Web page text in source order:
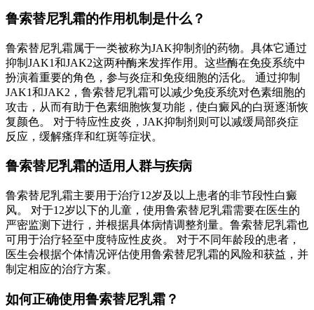
鲁索替尼乳霜的作用机制是什么？
鲁索替尼乳霜属于一类被称为JAK抑制剂的药物。具体它通过
抑制JAK1和JAK2这两种酶来发挥作用。这些酶在免疫系统中
扮演着重要的角色，参与炎症和免疫细胞的活化。 通过抑制
JAK1和JAK2，鲁索替尼乳霜可以减少免疫系统对色素细胞的
攻击，从而有助于色素细胞恢复功能，使白癜风的白斑逐渐恢
复颜色。 对于特应性皮炎，JAK抑制剂则可以减缓局部炎症
反应，缓解瘙痒和红斑等症状。
鲁索替尼乳霜的适用人群与疾病
鲁索替尼乳霜主要用于治疗12岁及以上患者的非节段性白癜
风。 对于12岁以下的儿童，使用鲁索替尼乳霜需要在医生的
严密监测下进行，并根据具体病情调整剂量。鲁索替尼乳霜也
可用于治疗轻至中度特应性皮炎。 对于不同年龄段的患者，
医生会根据个体情况评估使用鲁索替尼乳霜的风险和获益，并
制定相应的治疗方案。
如何正确使用鲁索替尼乳霜？